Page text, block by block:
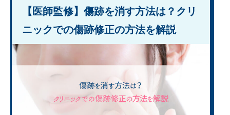
【医師監修】傷跡を消す方法は？クリ
ニックでの傷跡修正の方法を解説